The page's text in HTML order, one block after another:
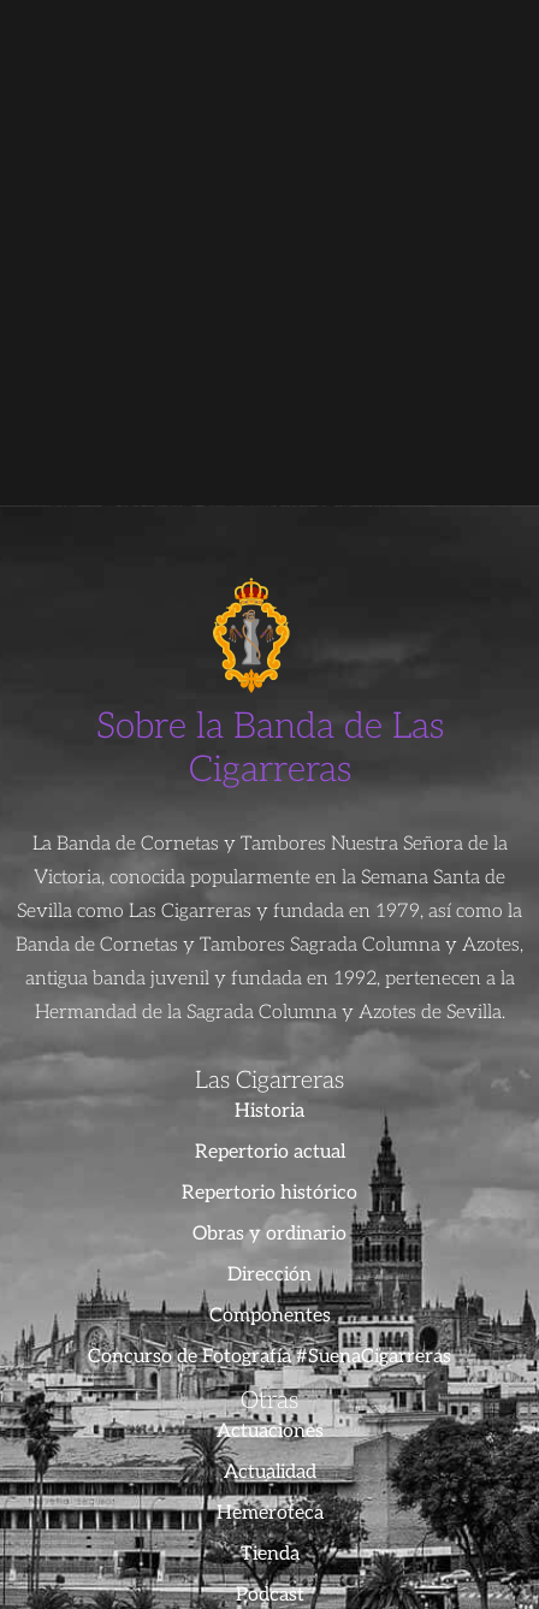
Sobre la Banda de Las
Cigarreras
La Banda de Cornetas y Tambores Nuestra Señora de la
Victoria, conocida popularmente en la Semana Santa de
Sevilla como Las Cigarreras y fundada en 1979, así como la
Banda de Cornetas y Tambores Sagrada Columna y Azotes,
antigua banda juvenil y fundada en 1992, pertenecen a la
Hermandad de la Sagrada Columna y Azotes de Sevilla.
Las Cigarreras
Historia
Repertorio actual
Repertorio histórico
Obras y ordinario
Dirección
Componentes
Concurso de Fotografía #SuenaCigarreras
Otras
Actuaciones
Actualidad
Hemeroteca
Tienda
Podcast